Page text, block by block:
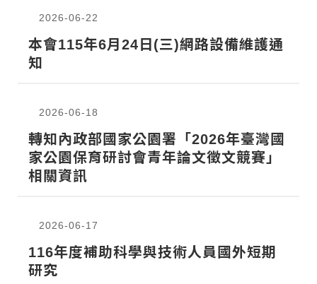
2026-06-22
本會115年6月24日(三)網路設備維護通
知
2026-06-18
轉知內政部國家公園署「2026年臺灣國
家公園保育研討會青年論文徵文競賽」
相關資訊
2026-06-17
116年度補助科學與技術人員國外短期
研究